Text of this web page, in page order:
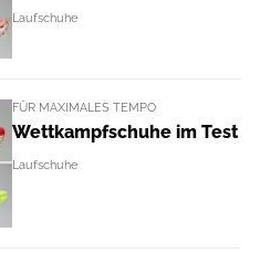
Laufschuhe
FÜR MAXIMALES TEMPO
Wettkampfschuhe im Test
Laufschuhe